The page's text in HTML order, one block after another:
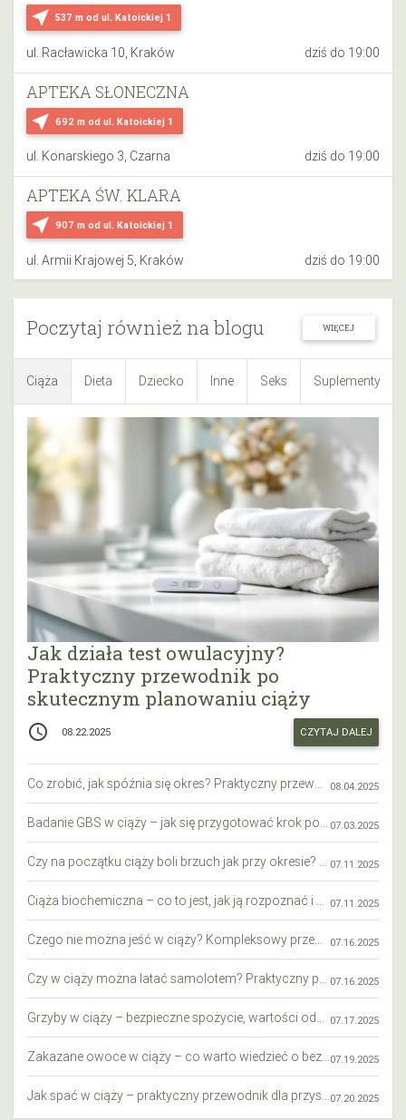
near_me 537 m od ul. Katoickiej 1
ul. Racławicka 10, Kraków dziś do 19:00
near_me 692 m od ul. Katoickiej 1
APTEKA SŁONECZNA
ul. Konarskiego 3, Czarna dziś do 19:00
near_me 907 m od ul. Katoickiej 1
APTEKA ŚW. KLARA
ul. Armii Krajowej 5, Kraków dziś do 19:00
Poczytaj również na blogu WIĘCEJ
Ciąża Dieta Dziecko Inne Seks Suplementy
Jak działa test owulacyjny?
Praktyczny przewodnik po
skutecznym planowaniu ciąży
access_time 08.22.2025 CZYTAJ DALEJ
08.04.2025
07.03.2025
07.11.2025
07.11.2025
07.16.2025
07.16.2025
07.17.2025
07.19.2025
07.20.2025